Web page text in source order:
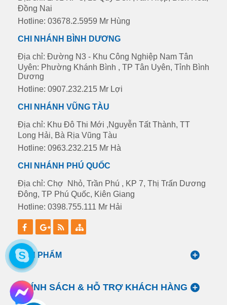
Đồng Nai
Hotline: 03678.2.5959 Mr Hùng
CHI NHÁNH BÌNH DƯƠNG
Địa chỉ: Đường N3 - Khu Công Nghiệp Nam Tân
Uyên: Phường Khánh Bình , TP Tân Uyên, Tỉnh Bình
Dương
Hotline: 0907.232.215 Mr Lợi
CHI NHÁNH VŨNG TÀU
Địa chỉ: Khu Đô Thi Mới ,Nguyễn Tất Thành, TT
Long Hải, Bà Rịa Vũng Tàu
Hotline: 0963.232.215 Mr Hà
CHI NHÁNH PHÚ QUỐC
Địa chỉ: Chợ Nhỏ, Trần Phú , KP 7, Thị Trấn Dương
Đông, TP Phú Quốc, Kiên Giang
Hotline: 0398.755.111 Mr Hải
SẢN PHẨM
CHÍNH SÁCH & HỖ TRỢ KHÁCH HÀNG